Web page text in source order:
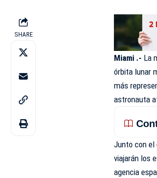
SHARE
Miami .- La
órbita lunar
más
astronauta
Junto con el
viajarán los
agencia